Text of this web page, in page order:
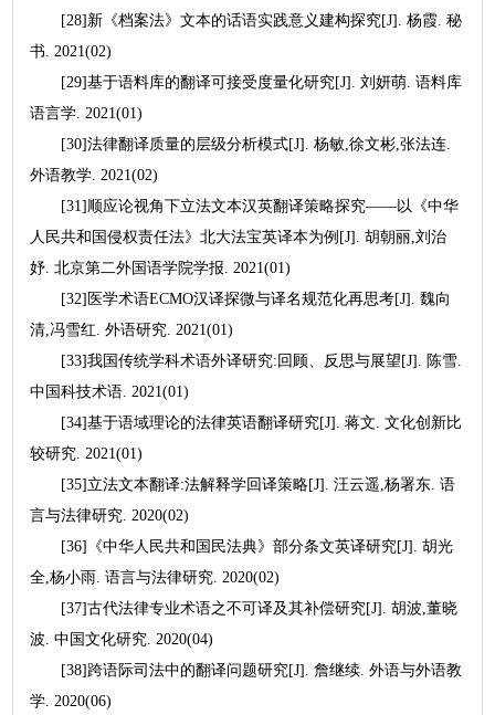
[28]新《档案法》文本的话语实践意义建构探究[J]. 杨霞. 秘
书. 2021(02)
[29]基于语料库的翻译可接受度量化研究[J]. 刘妍萌. 语料库
语言学. 2021(01)
[30]法律翻译质量的层级分析模式[J]. 杨敏,徐文彬,张法连.
外语教学. 2021(02)
[31]顺应论视角下立法文本汉英翻译策略探究——以《中华
人民共和国侵权责任法》北大法宝英译本为例[J]. 胡朝丽,刘治
妤. 北京第二外国语学院学报. 2021(01)
[32]医学术语ECMO汉译探微与译名规范化再思考[J]. 魏向
清,冯雪红. 外语研究. 2021(01)
[33]我国传统学科术语外译研究:回顾、反思与展望[J]. 陈雪.
中国科技术语. 2021(01)
[34]基于语域理论的法律英语翻译研究[J]. 蒋文. 文化创新比
较研究. 2021(01)
[35]立法文本翻译:法解释学回译策略[J]. 汪云遥,杨署东. 语
言与法律研究. 2020(02)
[36]《中华人民共和国民法典》部分条文英译研究[J]. 胡光
全,杨小雨. 语言与法律研究. 2020(02)
[37]古代法律专业术语之不可译及其补偿研究[J]. 胡波,董晓
波. 中国文化研究. 2020(04)
[38]跨语际司法中的翻译问题研究[J]. 詹继续. 外语与外语教
学. 2020(06)